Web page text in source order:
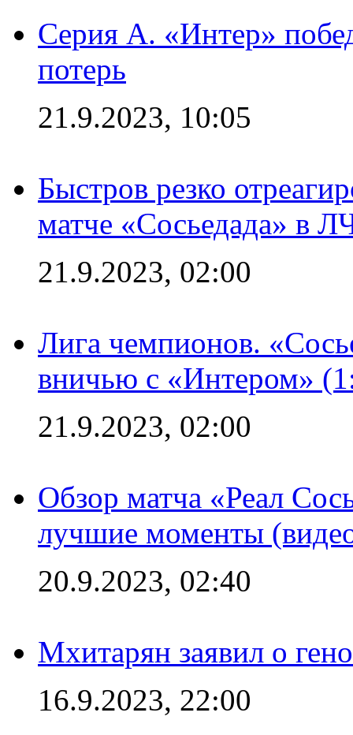
Серия А. «Интер»
потерь
21.9.2023, 10:05
Быстров резко
матче «Сосьедада» в
21.9.2023, 02:00
Лига чемпионов.
вничью с «Интером»
21.9.2023, 02:00
Обзор матча «Реал
лучшие моменты
20.9.2023, 02:40
Мхитарян заявил о
16.9.2023, 22:00